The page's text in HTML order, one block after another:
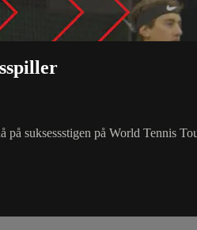
suksessstigen på World Tennis